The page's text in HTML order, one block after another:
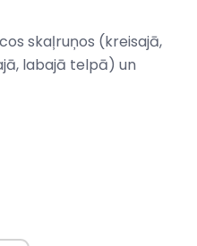
skaļruņos (kreisajā,
labajā telpā) un